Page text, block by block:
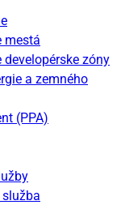
mestá
zóny
a zemného
(PPA)